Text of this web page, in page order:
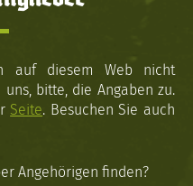
auf diesem Web nicht
bitte, die Angaben zu.
Seite. Besuchen Sie auch
Angehörigen finden?